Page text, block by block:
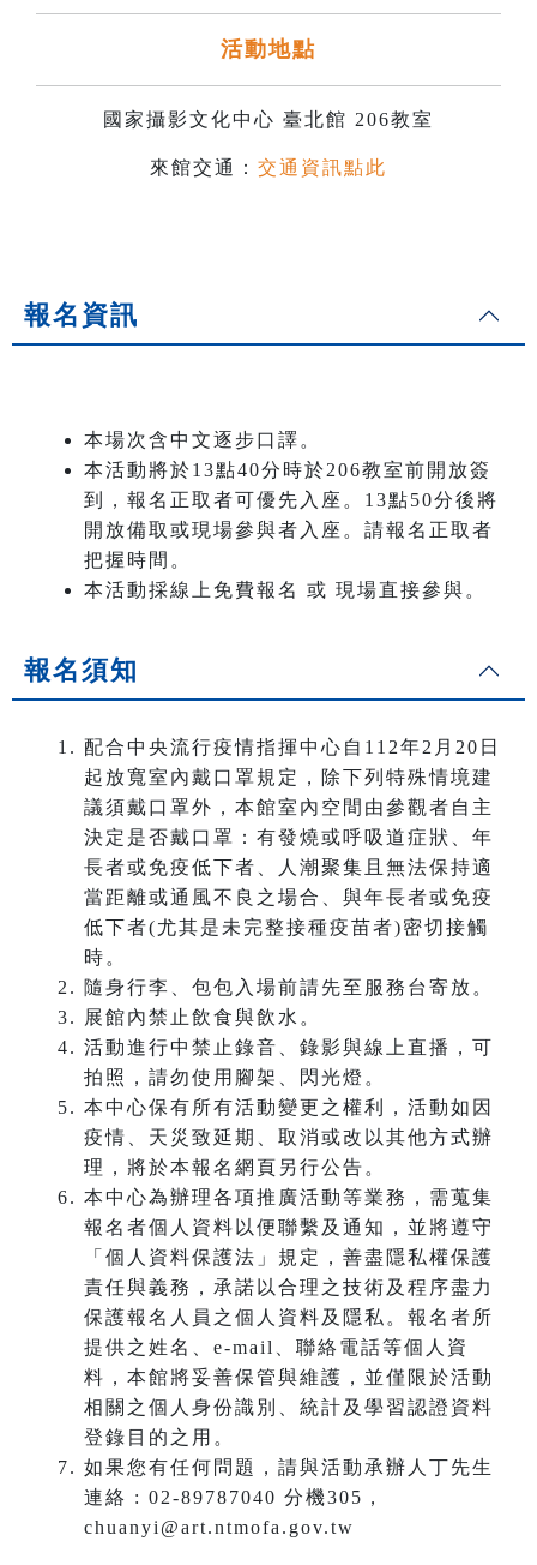
活動地點
國家攝影文化中心 臺北館 206教室
來館交通： 交通資訊點此
報名資訊
本場次含中文逐步口譯。
本活動將於13點40分時於206教室前開放簽
到，報名正取者可優先入座。13點50分後將
開放備取或現場參與者入座。請報名正取者
把握時間。
本活動採線上免費報名 或 現場直接參與。
報名須知
配合中央流行疫情指揮中心自112年2月20日
起放寬室內戴口罩規定，除下列特殊情境建
議須戴口罩外，本館室內空間由參觀者自主
決定是否戴口罩：有發燒或呼吸道症狀、年
長者或免疫低下者、人潮聚集且無法保持適
當距離或通風不良之場合、與年長者或免疫
低下者(尤其是未完整接種疫苗者)密切接觸
時。
隨身行李、包包入場前請先至服務台寄放。
展館內禁止飲食與飲水。
活動進行中禁止錄音、錄影與線上直播，可
拍照，請勿使用腳架、閃光燈。
本中心保有所有活動變更之權利，活動如因
疫情、天災致延期、取消或改以其他方式辦
理，將於本報名網頁另行公告。
本中心為辦理各項推廣活動等業務，需蒐集
報名者個人資料以便聯繫及通知，並將遵守
「個人資料保護法」規定，善盡隱私權保護
責任與義務，承諾以合理之技術及程序盡力
保護報名人員之個人資料及隱私。報名者所
提供之姓名、e-mail、聯絡電話等個人資
料，本館將妥善保管與維護，並僅限於活動
相關之個人身份識別、統計及學習認證資料
登錄目的之用。
如果您有任何問題，請與活動承辦人丁先生
連絡 : 02-89787040 分機305，
chuanyi@art.ntmofa.gov.tw